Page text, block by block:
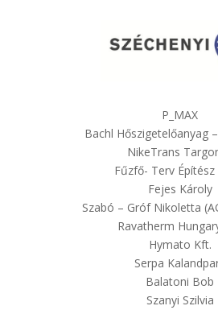
P_MAX
Bachl Hőszigetelőanyag
NikeTrans
Fűzfő- Terv
Fejes Károly
Szabó – Gróf Nikoletta
Ravatherm
Hymato Kft.
Serpa
Balatoni Bob
Szanyi Szilvia